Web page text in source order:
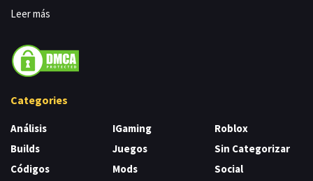
Leer más
Categories
Análisis
Builds
Códigos
IGaming
Juegos
Mods
Roblox
Sin Categorizar
Social